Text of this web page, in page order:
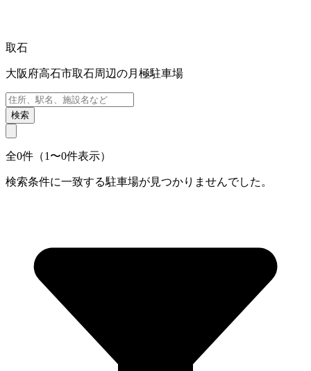
取石
大阪府高石市取石周辺の月極駐車場
検索
全0件（1〜0件表示）
検索条件に一致する駐車場が見つかりませんでした。